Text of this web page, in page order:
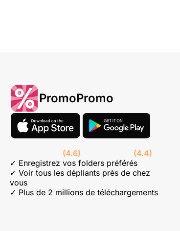
PromoPromo
(4.6)
(4.4)
✓ Enregistrez vos folders préférés
✓ Voir tous les dépliants près de chez
vous
✓ Plus de 2 millions de téléchargements